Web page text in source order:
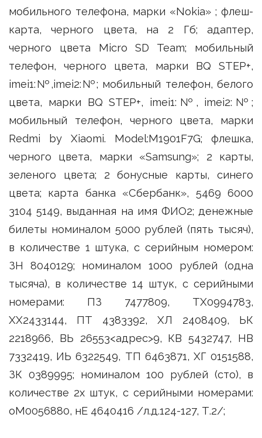
мобильного телефона, марки «Nokia» ; флеш-
карта, черного цвета, на 2 Гб; адаптер,
черного цвета Micro SD Team; мобильный
телефон, черного цвета, марки BQ STEP+,
imei1:№,imei2:№; мобильный телефон, белого
цвета, марки BQ STEP+, imei1:№, imei2:№;
мобильный телефон, черного цвета, марки
Redmi by Xiaomi. Model:M1901F7G; флешка,
черного цвета, марки «Samsung»; 2 карты,
зеленого цвета; 2 бонусные карты, синего
цвета; карта банка «Сбербанк», 5469 6000
3104 5149, выданная на имя ФИО2; денежные
билеты номиналом 5000 рублей (пять тысяч),
в количестве 1 штука, с серийным номером:
ЗН 8040129; номиналом 1000 рублей (одна
тысяча), в количестве 14 штук, с серийными
номерами: ПЗ 7477809, ТХ0994783,
ХХ2433144, ПТ 4383392, ХЛ 2408409, ЬК
2218966, ВЬ 26553<адрес>9, КВ 5432747, НВ
7332419, ИЬ 6322549, ТП 6463871, ХГ 0151588,
ЗК 0389995; номиналом 100 рублей (сто), в
количестве 2х штук, с серийными номерами:
оМ0056880, нЕ 4640416 /л.д.124-127, Т.2/;